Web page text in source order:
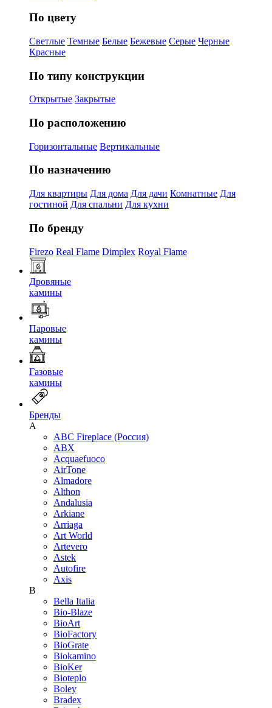
По цвету
Светлые Темные Белые Бежевые Серые Черные
Красные
По типу конструкции
Открытые Закрытые
По расположению
Горизонтальные Вертикальные
По назначению
Для квартиры Для дома Для дачи Комнатные Для
гостиной Для спальни Для кухни
По бренду
Firezo Real Flame Dimplex Royal Flame
Дровяные
камины
Паровые
камины
Газовые
камины
Бренды
A
ABC Fireplace (Россия)
ABX
Acquaefuoco
AirTone
Almadore
Althon
Andalusia
Arkiane
Arriaga
Art World
Artevero
Astek
Autofire
Axis
B
Bella Italia
Bio-Blaze
BioArt
BioFactory
BioGrate
Biokamino
BioKer
Bioteplo
Boley
Bradex